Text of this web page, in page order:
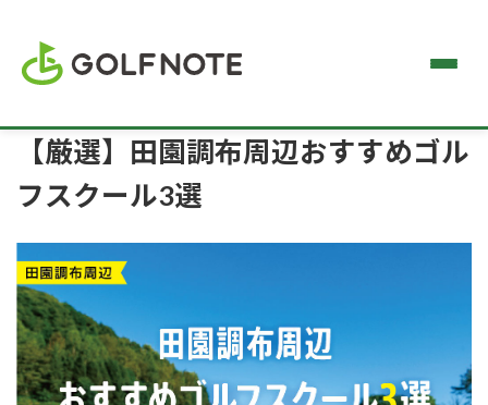
【厳選】田園調布周辺おすすめゴル
フスクール3選